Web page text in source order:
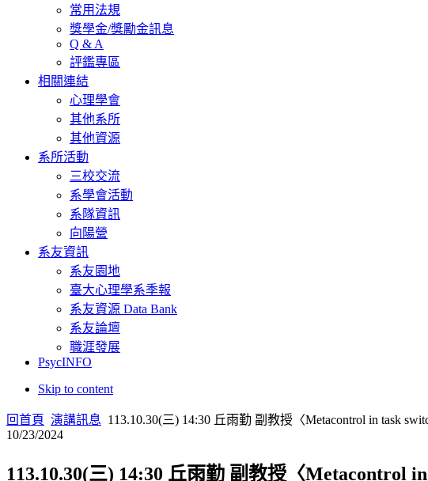
常用法規
獎學金/獎勵金訊息
Q & A
評鑑專區
相關連結
心理學會
其他系所
其他資源
系所活動
三校交流
系學會活動
系隊資訊
向陽營
系友資訊
系友園地
臺大心理學系季報
系友資源 Data Bank
系友論壇
職涯發展
PsycINFO
Skip to content
回首頁 演講訊息 113.10.30(三) 14:30 丘雨勤 副教授〈Metacontrol in task
10/23/2024
113.10.30(三) 14:30 丘雨勤 副教授〈Metacontrol in